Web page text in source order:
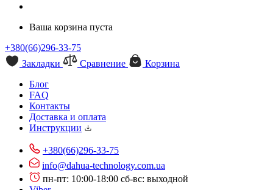
Ваша корзина пуста
+380(66)296-33-75
Закладки
Сравнение
Корзина
Блог
FAQ
Контакты
Доставка и оплата
Инструкции
+380(66)296-33-75
info@dahua-technology.com.ua
пн-пт: 10:00-18:00 сб-вс: выходной